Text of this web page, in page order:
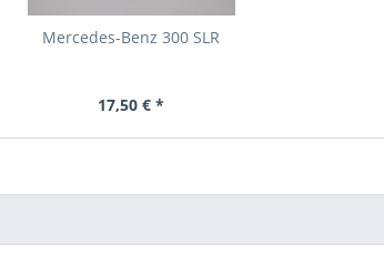
Mercedes-Benz 300 SLR
17,50 € *